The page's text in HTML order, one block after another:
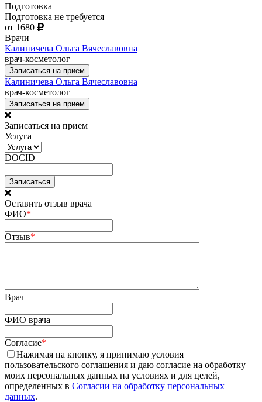
Подготовка
Подготовка не требуется
от 1680
Врачи
Калиничева Ольга Вячеславовна
врач-косметолог
Записаться на прием
Калиничева Ольга Вячеславовна
врач-косметолог
Записаться на прием
Записаться на прием
Услуга
DOCID
Оставить отзыв врача
ФИО*
Отзыв*
Врач
ФИО врача
Согласие*
Нажимая на кнопку, я принимаю условия
пользовательского соглашения и даю согласие на обработку
моих персональных данных на условиях и для целей,
определенных в Согласии на обработку персональных
данных.